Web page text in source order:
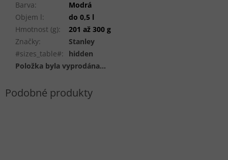
Barva:
Modrá
Objem l:
do 0,5 l
Hmotnost (g):
201 až 300 g
Značky:
Stanley
#sizes_table#:
hidden
Položka byla vyprodána…